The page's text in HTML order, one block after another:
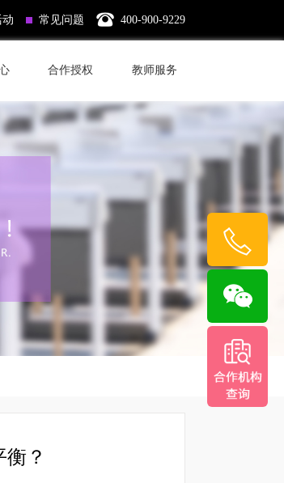
常见问题 400-900-9229
合作授权 教师服务
？